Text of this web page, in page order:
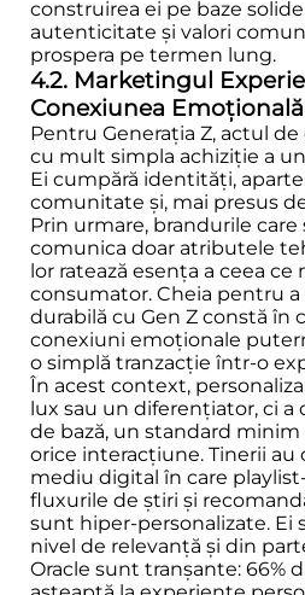
construirea ei pe baze
autenticitate și valori
prospera pe termen lung.
4.2. Marketingul
Conexiunea Emoțională
Pentru Generația Z, actul
cu mult simpla achiziție a
Ei cumpără identități,
comunitate și, mai presus
Prin urmare, brandurile care
comunica doar atributele
lor ratează esența a ceea ce
consumator. Cheia pentru
durabilă cu Gen Z constă în
conexiuni emoționale
o simplă tranzacție într-o
În acest context,
lux sau un diferențiator, ci
de bază, un standard
orice interacțiune. Tinerii
mediu digital în care
fluxurile de știri și
sunt hiper-personalizate. Ei
nivel de relevanță și din
Oracle sunt tranșante: 66%